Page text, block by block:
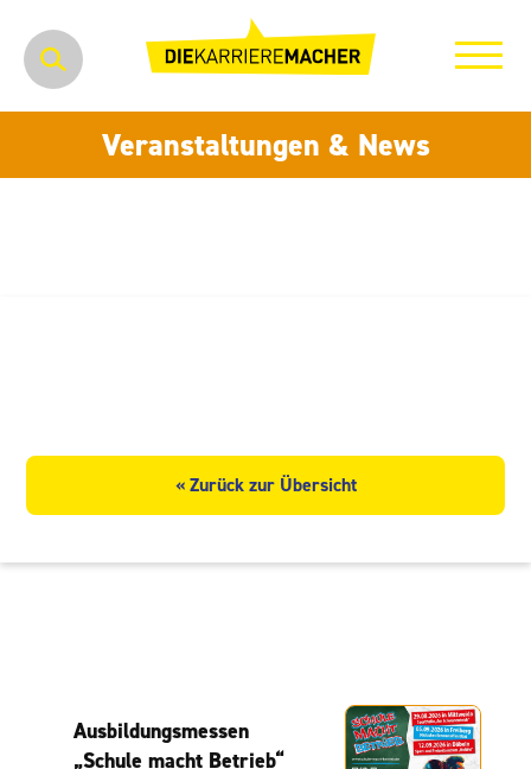
Veranstaltungen & News
« Zurück zur Übersicht
Ausbildungsmessen
„Schule macht Betrieb“